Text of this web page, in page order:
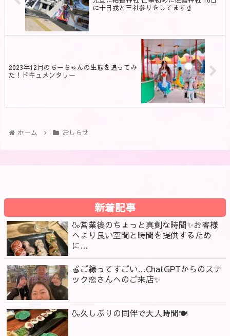
に十日戎と三社参りをしてます☝️
2023年12月のちーちゃんの生態を追ってみ
た！ドキュメンタリー
ホーム おしらせ
新着記事
🍶営業後のちょっと真剣な時間✨お客様
へより良い空間と時間を提供するため
に…
🍎ご縁ってすごい…ChatGPTからのスナ
ック恋さんへのご来店✨
🍶久しぶりの同伴で大人時間🍽️